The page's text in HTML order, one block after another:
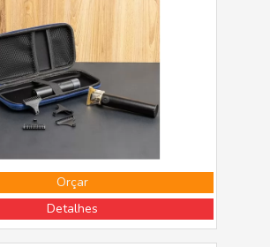
Orçar
Detalhes